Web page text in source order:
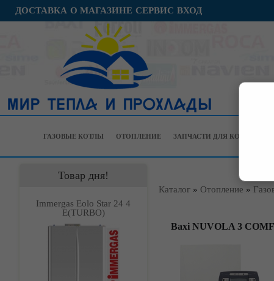
ДОСТАВКА О МАГАЗИНЕ СЕРВИС ВХОД
ГАЗОВЫЕ КОТЛЫ ОТОПЛЕНИЕ ЗАПЧАСТИ ДЛЯ КОТЛОВ
Товар дня!
Immergas Eolo Star 24 4
Е(TURBO)
Каталог » Отопление »
Baxi NUVOLA 3